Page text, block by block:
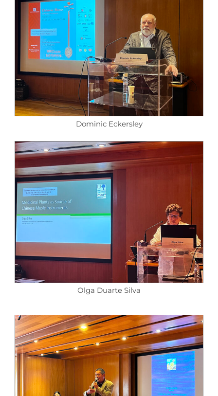
Dominic Eckersley
Olga Duarte Silva